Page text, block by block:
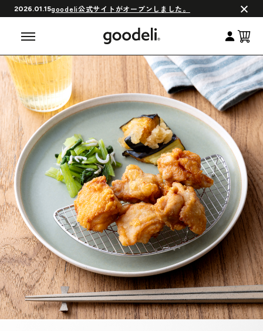
2026.01.15goodeli公式サイトがオープンしました。
会員制度について